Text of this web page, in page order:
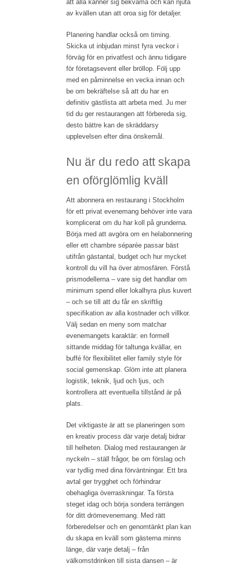
att alla känner sig bekväma och kan njuta
av kvällen utan att oroa sig för detaljer.
Planering handlar också om timing.
Skicka ut inbjudan minst fyra veckor i
förväg för en privatfest och ännu tidigare
för företagsevent eller bröllop. Följ upp
med en påminnelse en vecka innan och
be om bekräftelse så att du har en
definitiv gästlista att arbeta med. Ju mer
tid du ger restaurangen att förbereda sig,
desto bättre kan de skräddarsy
upplevelsen efter dina önskemål.
Nu är du redo att skapa
en oförglömlig kväll
Att abonnera en restaurang i Stockholm
för ett privat evenemang behöver inte vara
komplicerat om du har koll på grunderna.
Börja med att avgöra om en helabonnering
eller ett chambre séparée passar bäst
utifrån gästantal, budget och hur mycket
kontroll du vill ha över atmosfären. Förstå
prismodellerna – vare sig det handlar om
minimum spend eller lokalhyra plus kuvert
– och se till att du får en skriftlig
specifikation av alla kostnader och villkor.
Välj sedan en meny som matchar
evenemangets karaktär: en formell
sittande middag för taltunga kvällar, en
buffé för flexibilitet eller family style för
social gemenskap. Glöm inte att planera
logistik, teknik, ljud och ljus, och
kontrollera att eventuella tillstånd är på
plats.
Det viktigaste är att se planeringen som
en kreativ process där varje detalj bidrar
till helheten. Dialog med restaurangen är
nyckeln – ställ frågor, be om förslag och
var tydlig med dina förväntningar. Ett bra
avtal ger trygghet och förhindrar
obehagliga överraskningar. Ta första
steget idag och börja sondera terrängen
för ditt drömevenemang. Med rätt
förberedelser och en genomtänkt plan kan
du skapa en kväll som gästerna minns
länge, där varje detalj – från
välkomstdrinken till sista dansen – är